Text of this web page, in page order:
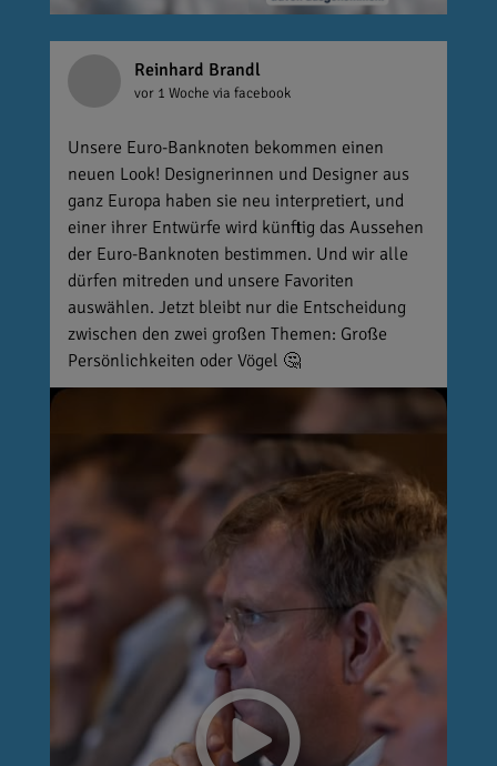
Reinhard Brandl
vor 1 Woche via facebook
Unsere Euro-Banknoten bekommen einen
neuen Look! Designerinnen und Designer aus
ganz Europa haben sie neu interpretiert, und
einer ihrer Entwürfe wird künftig das Aussehen
der Euro-Banknoten bestimmen. Und wir alle
dürfen mitreden und unsere Favoriten
auswählen. Jetzt bleibt nur die Entscheidung
zwischen den zwei großen Themen: Große
Persönlichkeiten oder Vögel 🤔